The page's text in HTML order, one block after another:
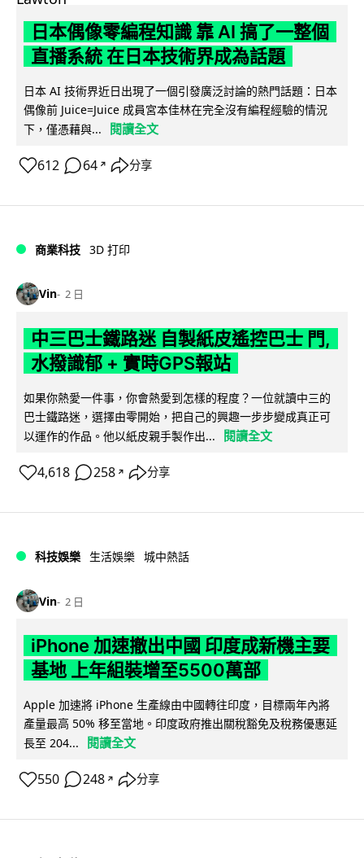
日本偶像零編程知識 靠 AI 搞了一整個
直播系統 在日本技術界成為話題
日本 AI 技術界近日出現了一個引發廣泛討論的熱門話題：日本
偶像前 Juice=Juice 成員宮本佳林在完全沒有編程經驗的情況
下，僅憑藉與...
閱讀全文
612 64 ↗ 分享
商業科技 3D 打印
Vin 2 日
中三巴士鐵路迷 自製紙皮遙控巴士 門,
水撥識郁 + 實時GPS報站
如果你熱愛一件事，你會熱愛到怎樣的程度？一位就讀中三的
巴士鐵路迷，選擇由零開始，把自己的興趣一步步變成真正可
以運作的作品。他以紙皮親手製作出...
閱讀全文
4,618 258 ↗ 分享
科技娛樂 生活娛樂 城中熱話
Vin 2 日
iPhone 加速撤出中國 印度成新機主要
基地 上年組裝增至5500萬部
Apple 加速將 iPhone 生產線由中國轉往印度，目標兩年內將
產量最高 50% 移至當地。印度政府推出關稅豁免及稅務優惠延
長至 204...
閱讀全文
550 248 ↗ 分享